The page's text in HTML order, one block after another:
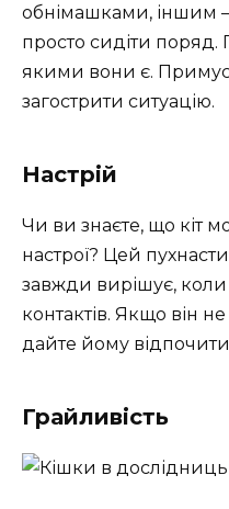
обнімашками, іншим
просто сидіти
якими вони є.
загострити ситуацію.
Настрій
Чи ви знаєте, що кіт
настрої? Цей
завжди вирішує,
контактів. Якщо він
дайте йому
Грайливість